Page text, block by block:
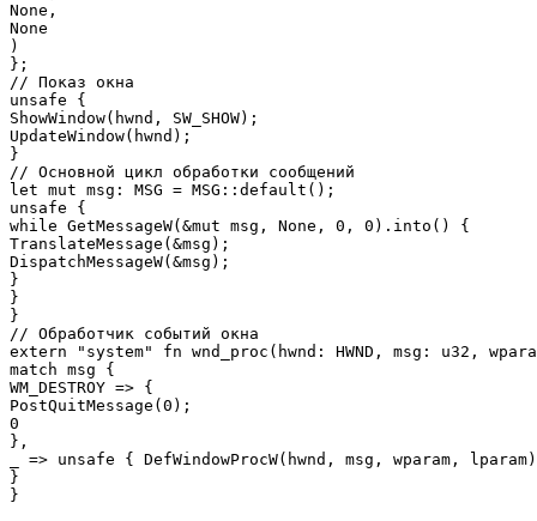
None,
None
)
};
// Показ окна
unsafe {
ShowWindow(hwnd, SW_SHOW);
UpdateWindow(hwnd);
}
// Основной цикл обработки сообщений
let mut msg: MSG = MSG::default();
unsafe {
while GetMessageW(&mut msg, None, 0, 0).into() {
TranslateMessage(&msg);
DispatchMessageW(&msg);
}
}
}
// Обработчик событий окна
extern "system" fn wnd_proc(hwnd: HWND, msg: u32,
match msg {
WM_DESTROY => {
PostQuitMessage(0);
0
},
_ => unsafe { DefWindowProcW(hwnd, msg, wparam,
}